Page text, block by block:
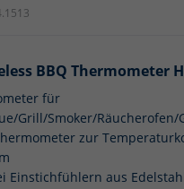
BBQ Thermometer
für
Grill/Smoker/Räucherofen/
zur
Einstichfühlern aus